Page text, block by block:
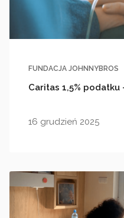
FUNDACJA JOHNNYBROS
Caritas 1,5% podatku
16 grudzień 2025